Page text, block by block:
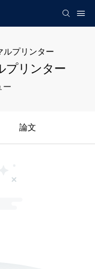
ルプリンター
プリンター
ー
論文